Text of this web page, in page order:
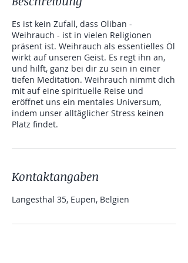
Es ist kein Zufall, dass Oliban -
Weihrauch - ist in vielen Religionen
präsent ist. Weihrauch als essentielles Öl
wirkt auf unseren Geist. Es regt ihn an,
und hilft, ganz bei dir zu sein in einer
tiefen Meditation. Weihrauch nimmt dich
mit auf eine spirituelle Reise und
eröffnet uns ein mentales Universum,
indem unser alltäglicher Stress keinen
Platz findet.
Kontaktangaben
Langesthal 35, Eupen, Belgien